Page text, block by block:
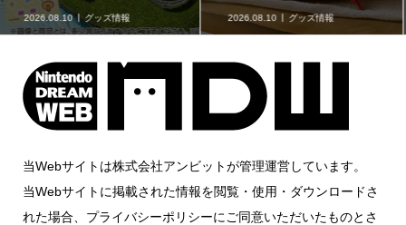
2026.08.09
kikaiのマリオグッズ
ミュージアム
2026.08.09 企画記事
当Webサイトは株式会社アンビットが管理運営しています。
当Webサイトに掲載された情報を閲覧・使用・ダウンロードさ
れた場合、プライバシーポリシーにご同意いただいたものとさ